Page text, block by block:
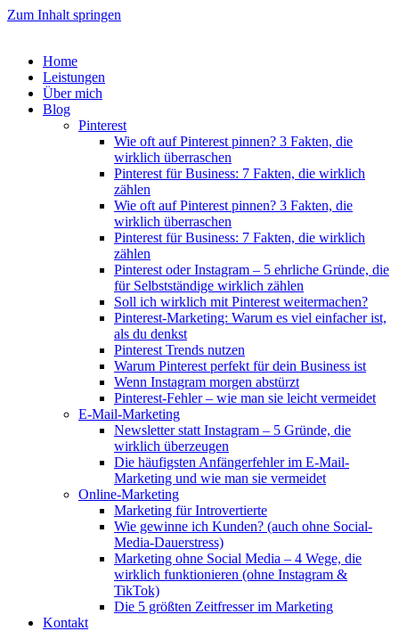
Zum Inhalt springen
Home
Leistungen
Über mich
Blog
Pinterest
Wie oft auf Pinterest pinnen? 3 Fakten, die
wirklich überraschen
Pinterest für Business: 7 Fakten, die wirklich
zählen
Wie oft auf Pinterest pinnen? 3 Fakten, die
wirklich überraschen
Pinterest für Business: 7 Fakten, die wirklich
zählen
Pinterest oder Instagram – 5 ehrliche Gründe, die
für Selbstständige wirklich zählen
Soll ich wirklich mit Pinterest weitermachen?
Pinterest-Marketing: Warum es viel einfacher ist,
als du denkst
Pinterest Trends nutzen
Warum Pinterest perfekt für dein Business ist
Wenn Instagram morgen abstürzt
Pinterest-Fehler – wie man sie leicht vermeidet
E-Mail-Marketing
Newsletter statt Instagram – 5 Gründe, die
wirklich überzeugen
Die häufigsten Anfängerfehler im E-Mail-
Marketing und wie man sie vermeidet
Online-Marketing
Marketing für Introvertierte
Wie gewinne ich Kunden? (auch ohne Social-
Media-Dauerstress)
Marketing ohne Social Media – 4 Wege, die
wirklich funktionieren (ohne Instagram &
TikTok)
Die 5 größten Zeitfresser im Marketing
Kontakt